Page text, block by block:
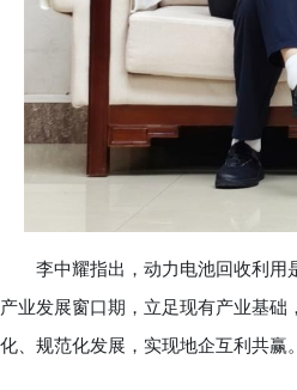
李中耀指出，动力电池回收利用是
产业发展窗口期，立足现有产业基
化、规范化发展，实现地企互利共